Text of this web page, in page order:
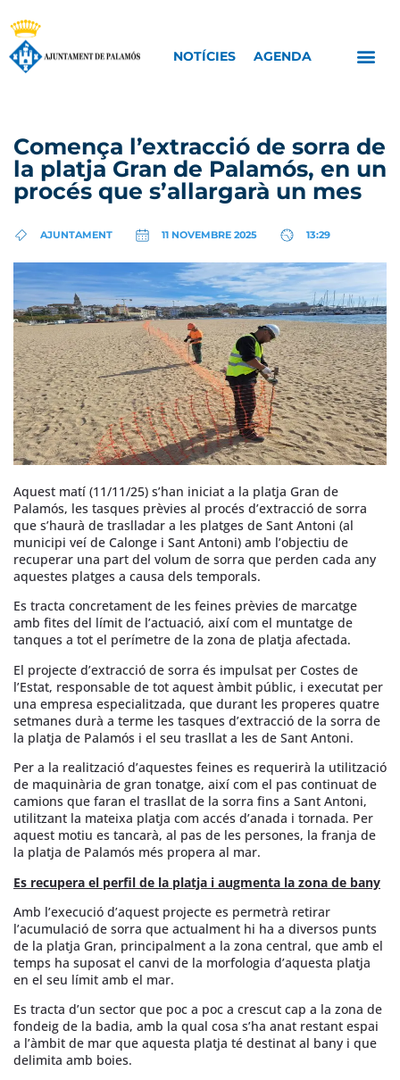
NOTÍCIES AGENDA
Comença l’extracció de sorra de
la platja Gran de Palamós, en un
procés que s’allargarà un mes
AJUNTAMENT 11 NOVEMBRE 2025 13:29
Aquest matí (11/11/25) s’han iniciat a la platja Gran de
Palamós, les tasques prèvies al procés d’extracció de sorra
que s’haurà de traslladar a les platges de Sant Antoni (al
municipi veí de Calonge i Sant Antoni) amb l’objectiu de
recuperar una part del volum de sorra que perden cada any
aquestes platges a causa dels temporals.
Es tracta concretament de les feines prèvies de marcatge
amb fites del límit de l’actuació, així com el muntatge de
tanques a tot el perímetre de la zona de platja afectada.
El projecte d’extracció de sorra és impulsat per Costes de
l’Estat, responsable de tot aquest àmbit públic, i executat per
una empresa especialitzada, que durant les properes quatre
setmanes durà a terme les tasques d’extracció de la sorra de
la platja de Palamós i el seu trasllat a les de Sant Antoni.
Per a la realització d’aquestes feines es requerirà la utilització
de maquinària de gran tonatge, així com el pas continuat de
camions que faran el trasllat de la sorra fins a Sant Antoni,
utilitzant la mateixa platja com accés d’anada i tornada. Per
aquest motiu es tancarà, al pas de les persones, la franja de
la platja de Palamós més propera al mar.
Es recupera el perfil de la platja i augmenta la zona de bany
Amb l’execució d’aquest projecte es permetrà retirar
l’acumulació de sorra que actualment hi ha a diversos punts
de la platja Gran, principalment a la zona central, que amb el
temps ha suposat el canvi de la morfologia d’aquesta platja
en el seu límit amb el mar.
Es tracta d’un sector que poc a poc a crescut cap a la zona de
fondeig de la badia, amb la qual cosa s’ha anat restant espai
a l’àmbit de mar que aquesta platja té destinat al bany i que
delimita amb boies.